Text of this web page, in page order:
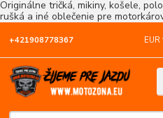
Originálne tričká, mikiny, košele,
rušká a iné oblečenie pre
EUR
+421908778367